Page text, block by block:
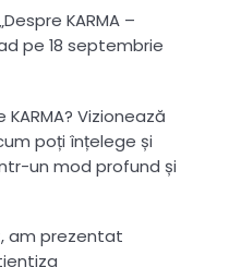
KARMA –
pe 18 septembrie
Vizionează
poți înțelege și
un mod profund și
am prezentat